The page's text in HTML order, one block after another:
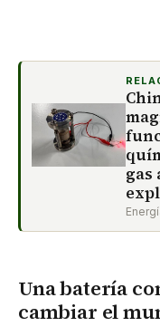
gas
Una batería
cambiar el